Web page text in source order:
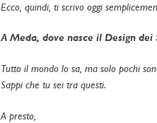
Ecco, quindi, ti scrivo oggi
A Meda, dove nasce il Design dei
Tutto il mondo lo sa, ma solo pochi
Sappi che tu sei tra questi.
A presto,